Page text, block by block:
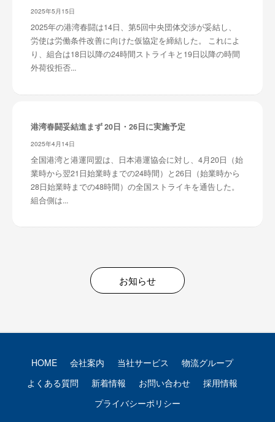
2025年5月15日
2025年の港湾春闘は14日、第5回中央団体交渉が妥結し、
労使は労働条件改善に向けた仮協定を締結した。 これによ
り、組合は18日以降の24時間ストライキと19日以降の時間
外荷役拒否...
港湾春闘妥結進まず 20日・26日に実施予定
2025年4月14日
全国港湾と港運同盟は、日本港運協会に対し、4月20日（始
業時から翌21日始業時までの24時間）と26日（始業時から
28日始業時までの48時間）の全国ストライキを通告した。
組合側は...
お知らせ
HOME 会社案内 当社サービス
物流グループ
よくある質問
新着情報 お問い合わせ
採用情報
プライバシーポリシー